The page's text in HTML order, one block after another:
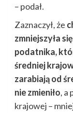
– podał.
Zaznaczył, że
zmniejszyła
podatnika,
średniej
zarabiają od
nie zmieniło, a
krajowej –